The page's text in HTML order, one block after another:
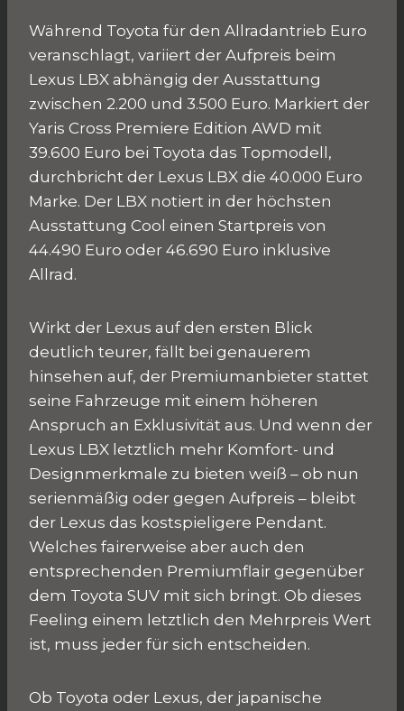
Während Toyota für den Allradantrieb Euro
veranschlagt, variiert der Aufpreis beim
Lexus LBX abhängig der Ausstattung
zwischen 2.200 und 3.500 Euro. Markiert der
Yaris Cross Premiere Edition AWD mit
39.600 Euro bei Toyota das Topmodell,
durchbricht der Lexus LBX die 40.000 Euro
Marke. Der LBX notiert in der höchsten
Ausstattung Cool einen Startpreis von
44.490 Euro oder 46.690 Euro inklusive
Allrad.
Wirkt der Lexus auf den ersten Blick
deutlich teurer, fällt bei genauerem
hinsehen auf, der Premiumanbieter stattet
seine Fahrzeuge mit einem höheren
Anspruch an Exklusivität aus. Und wenn der
Lexus LBX letztlich mehr Komfort- und
Designmerkmale zu bieten weiß – ob nun
serienmäßig oder gegen Aufpreis – bleibt
der Lexus das kostspieligere Pendant.
Welches fairerweise aber auch den
entsprechenden Premiumflair gegenüber
dem Toyota SUV mit sich bringt. Ob dieses
Feeling einem letztlich den Mehrpreis Wert
ist, muss jeder für sich entscheiden.
Ob Toyota oder Lexus, der japanische